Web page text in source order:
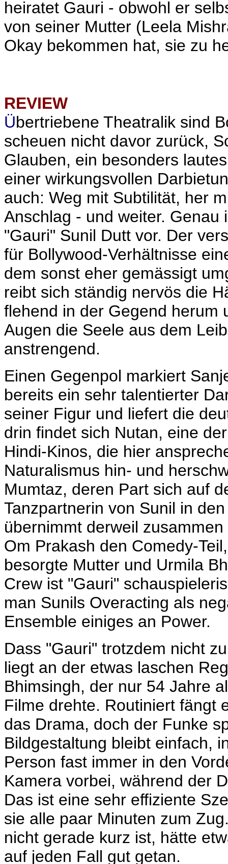
heiratet Gauri - obwohl er
von seiner Mutter (Leela
Okay bekommen hat, sie zu
REVIEW
Übertriebene Theatralik sind
scheuen nicht davor zurück,
Glauben, ein besonders
einer wirkungsvollen
auch: Weg mit Subtilität, her
Anschlag - und weiter. Genau
"Gauri" Sunil Dutt vor. Der
für Bollywood-Verhältnisse
dem sonst eher gemässigt
reibt sich ständig nervös die
flehend in der Gegend herum
Augen die Seele aus dem
anstrengend.
Einen Gegenpol markiert
bereits ein sehr talentierter
seiner Figur und liefert die
drin findet sich Nutan, eine
Hindi-Kinos, die hier
Naturalismus hin- und
Mumtaz, deren Part sich auf
Tanzpartnerin von Sunil in
übernimmt derweil
Om Prakash den Comedy-
besorgte Mutter und Urmila
Crew ist "Gauri"
man Sunils Overacting als
Ensemble einiges an Power.
Dass "Gauri" trotzdem nicht
liegt an der etwas laschen
Bhimsingh, der nur 54 Jahre
Filme drehte. Routiniert fängt
das Drama, doch der Funke
Bildgestaltung bleibt einfach,
Person fast immer in den
Kamera vorbei, während der
Das ist eine sehr effiziente
sie alle paar Minuten zum
nicht gerade kurz ist, hätte
auf jeden Fall gut getan.